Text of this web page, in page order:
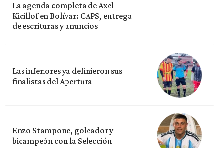
La agenda completa de Axel
Kicillof en Bolívar: CAPS, entrega
de escrituras y anuncios
Las inferiores ya definieron sus
finalistas del Apertura
Enzo Stampone, goleador y
bicampeón con la Selección